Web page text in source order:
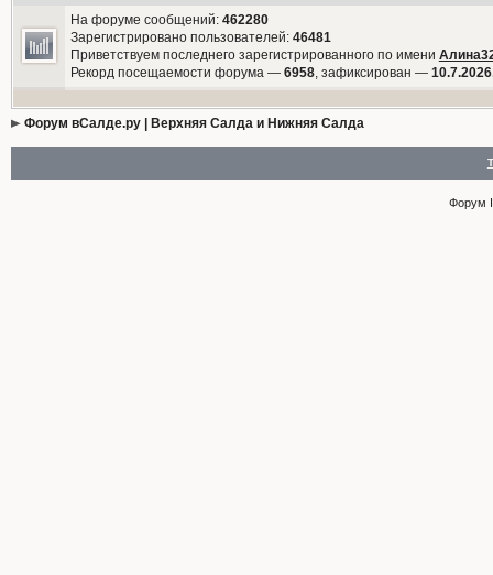
На форуме сообщений: 462280
Зарегистрировано пользователей: 46481
Приветствуем последнего зарегистрированного по имени
Рекорд посещаемости форума — 6958, зафиксирован —
Форум вСалде.ру | Верхняя Салда и Нижняя Салда
Форум